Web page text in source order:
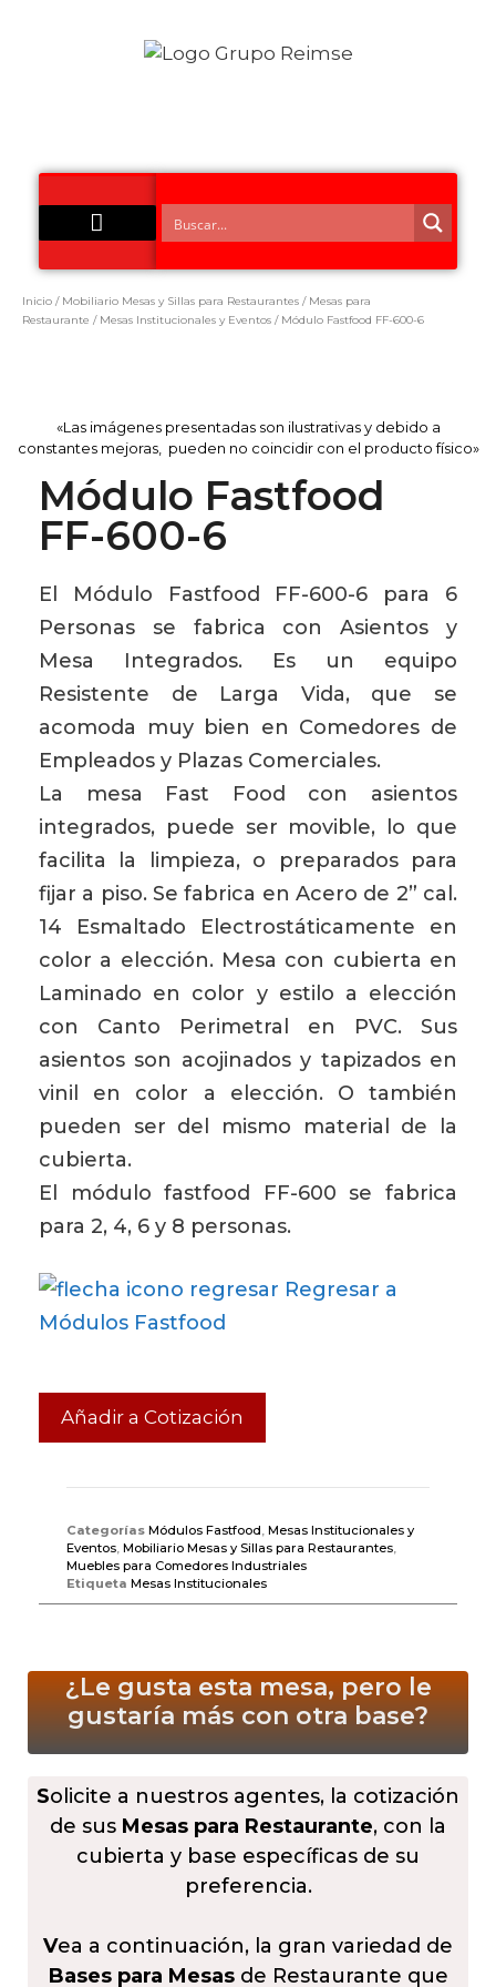
Inicio / Mobiliario Mesas y Sillas para Restaurantes / Mesas para
Restaurante / Mesas Institucionales y Eventos / Módulo Fastfood FF-600-6
«Las imágenes presentadas son ilustrativas y debido a
constantes mejoras, pueden no coincidir con el producto físico»
Módulo Fastfood
FF-600-6
El Módulo Fastfood FF-600-6 para 6
Personas se fabrica con Asientos y
Mesa Integrados. Es un equipo
Resistente de Larga Vida, que se
acomoda muy bien en Comedores de
Empleados y Plazas Comerciales.
La mesa Fast Food con asientos
integrados, puede ser movible, lo que
facilita la limpieza, o preparados para
fijar a piso. Se fabrica en Acero de 2” cal.
14 Esmaltado Electrostáticamente en
color a elección. Mesa con cubierta en
Laminado en color y estilo a elección
con Canto Perimetral en PVC. Sus
asientos son acojinados y tapizados en
vinil en color a elección. O también
pueden ser del mismo material de la
cubierta.
El módulo fastfood FF-600 se fabrica
para 2, 4, 6 y 8 personas.
Regresar a
Módulos Fastfood
Añadir a Cotización
Categorías Módulos Fastfood Mesas Institucionales y
Eventos Mobiliario Mesas y Sillas para Restaurantes
Muebles para Comedores Industriales
Etiqueta Mesas Institucionales
¿Le gusta esta mesa, pero le
gustaría más con otra base?
Solicite a nuestros agentes, la cotización
de sus Mesas para Restaurante, con la
cubierta y base específicas de su
preferencia.
Vea a continuación, la gran variedad de
Bases para Mesasde Restaurante que